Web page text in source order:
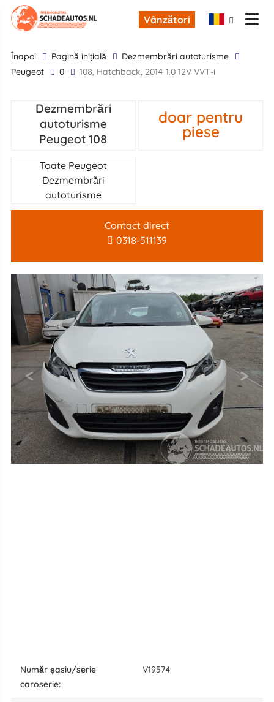
Vânzători
înapoi Pagină inițială
Dezmembrări autoturisme
Peugeot
0 108, Hatchback, 2014 1.0 12V VVT-i
Dezmembrări
autoturisme
Peugeot 108
doar pentru
piese
Toate Peugeot
Dezmembrări
autoturisme
Contact direct
0318-511139
număr șasiu/serie
caroserie:
V19574